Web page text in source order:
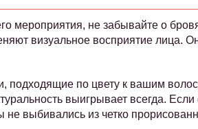
мероприятия, не забывайте о
визуальное восприятие лица.
подходящие по цвету к вашим
выигрывает всегда. Если
не выбивались из четко